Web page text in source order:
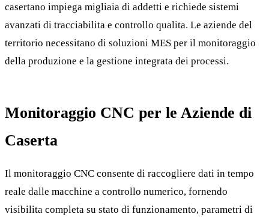
casertano impiega migliaia di addetti e richiede sistemi
avanzati di tracciabilita e controllo qualita. Le aziende del
territorio necessitano di soluzioni MES per il monitoraggio
della produzione e la gestione integrata dei processi.
Monitoraggio CNC per le Aziende di
Caserta
Il monitoraggio CNC consente di raccogliere dati in tempo
reale dalle macchine a controllo numerico, fornendo
visibilita completa su stato di funzionamento, parametri di